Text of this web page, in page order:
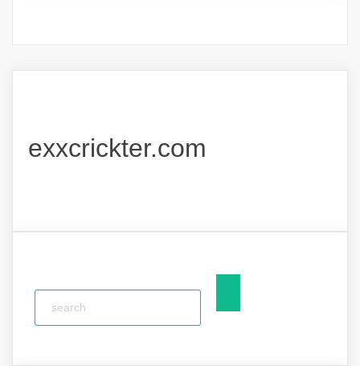
exxcrickter.com